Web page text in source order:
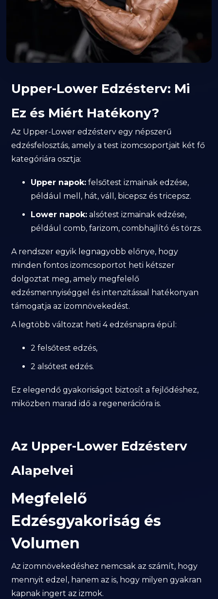
Upper-Lower Edzésterv: Mi
Ez és Miért Hatékony?
Az Upper-Lower edzésterv egy népszerű
edzésfelosztás, amely a test izomcsoportjait két fő
kategóriára osztja:
Upper napok: felsőtest izmainak edzése,
például mell, hát, váll, bicepsz és tricepsz.
Lower napok: alsótest izmainak edzése,
például comb, farizom, combhajlító és törzs.
A rendszer egyik legnagyobb előnye, hogy
minden fontos izomcsoportot heti kétszer
dolgoztat meg, amely megfelelő
edzésmennyiséggel és intenzitással hatékonyan
támogatja az izomnövekedést.
A legtöbb változat heti 4 edzésnapra épül:
2 felsőtest edzés,
2 alsótest edzés.
Ez elegendő gyakoriságot biztosít a fejlődéshez,
miközben marad idő a regenerációra is.
Az Upper-Lower Edzésterv
Alapelvei
Megfelelő
Edzésgyakoriság és
Volumen
Az izomnövekedéshez nemcsak az számít, hogy
mennyit edzel, hanem az is, hogy milyen gyakran
kapnak ingert az izmok.